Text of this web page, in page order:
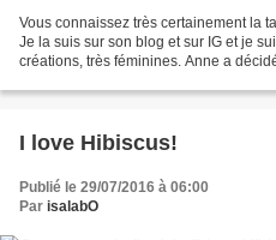
Vous connaissez très certainement la
Je la suis sur son blog et sur IG et je
créations, très féminines. Anne a
I love Hibiscus!
Publié le 29/07/2016 à 06:00
Par isalabO